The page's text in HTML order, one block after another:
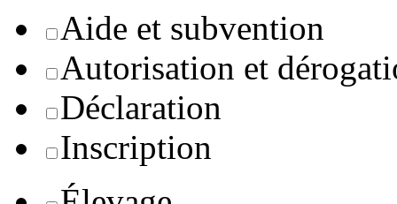
Aide et subvention
Autorisation et
Déclaration
Inscription